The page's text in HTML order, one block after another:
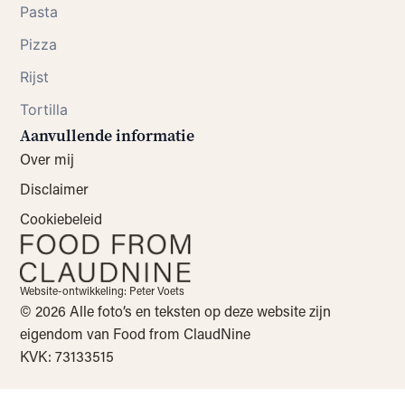
Pasta
Pizza
Rijst
Tortilla
Aanvullende informatie
Over mij
Disclaimer
Cookiebeleid
Website-ontwikkeling: Peter Voets
© 2026 Alle foto’s en teksten op deze website zijn
eigendom van Food from ClaudNine
KVK: 73133515